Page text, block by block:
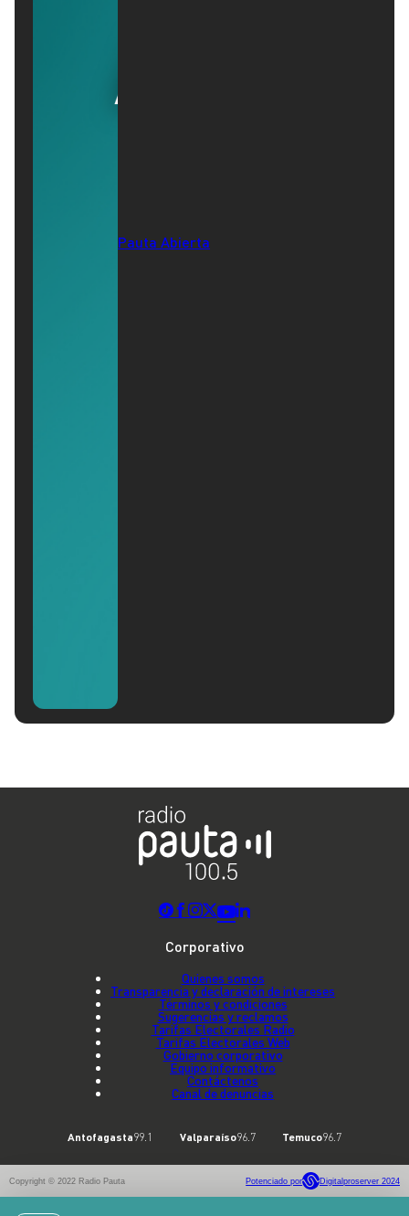
Pauta Abierta
Corporativo
Quienes somos
Transparencia y declaración de intereses
Términos y condiciones
Sugerencias y reclamos
Tarifas Electorales Radio
Tarifas Electorales Web
Gobierno corporativo
Equipo informativo
Contáctenos
Canal de denuncias
Antofagasta99.1 Valparaíso96.7 Temuco96.7
Copyright © 2022 Radio Pauta Potenciado por Digitalproserver 2024